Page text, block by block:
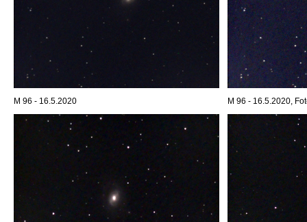
M 96 - 16.5.2020 M 96 - 16.5.2020,